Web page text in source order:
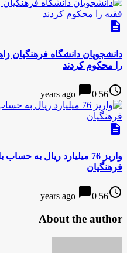
description
دانشجویان دانشگاه فرهنگیان
را محکوم کردند
access_time
56 years ago
chat_bubble0
description
واریز 76 میلیارد ریال
فرهنگیان
access_time
56 years ago
chat_bubble0
About the author